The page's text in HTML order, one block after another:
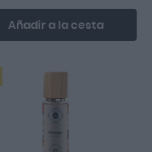
Añadir a la cesta